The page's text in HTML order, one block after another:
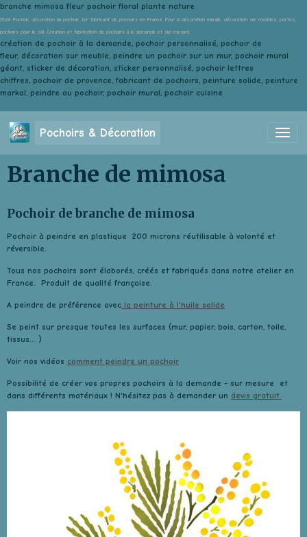
branche mimosa fleur pochoir floral plante nature
Style Pochoir, décoration au pochoir, 1er fabricant de pochoirs en France. Pour la décoration murale, décoration sur meubles, portes,
pochoirs pour le sol. Création et fabrication de pochoirs à la demande et sur mesure.
création de pochoir à la demande, pochoir personnalisé, pochoir de
fleur, décoration sur meuble, peindre un pochoir sur un mur, pochoir mural
géant, sticker de décoration, sticker personnalisé, pochoir lettres
chiffres, pochoir de provence, fabricant de pochoirs, peinture solide, peinture
markal, peindre au pochoir, pochoir mural, pochoir cuisine
Pochoirs & Décoration
Branche de mimosa
Pochoir de branche de mimosa
Pochoir à peindre en plastique 200 microns réutilisable à volonté et
réversible.
Tous nos pochoirs sont élaborés, créés et fabriqués dans notre atelier en
France. Produit de qualité française.
A peindre de préférence avec la peinture à l'huile solide
Se peint sur presque toutes les surfaces (mur, papier, bois, carton, toile,
tissus... )
Voir nos vidéos comment peindre un pochoir
Possibilité de créer vos propres pochoirs à la demande - sur mesure et
dans différents matériaux ! N'hésitez pas à demander un devis gratuit.